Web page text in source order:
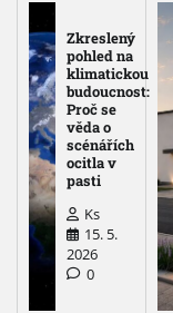
Zkreslený
pohled na
klimatickou
budoucnost:
Proč se
věda o
scénářích
ocitla v
pasti
Ks
15. 5.
2026
0